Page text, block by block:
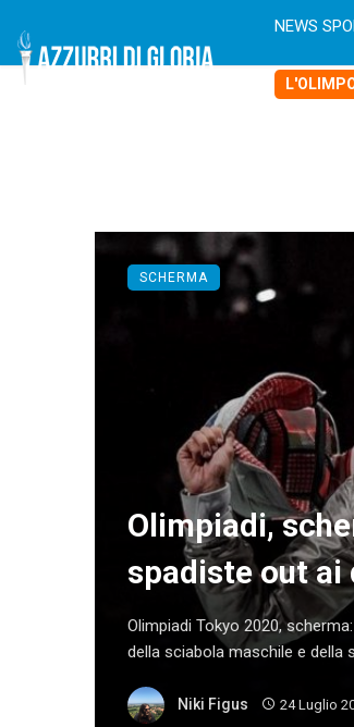
NEWS
Olimpiadi,
spadiste out ai
Olimpiadi Tokyo 2020,
della sciabola maschile e della
Niki Figus 24 Luglio
SCHERMA